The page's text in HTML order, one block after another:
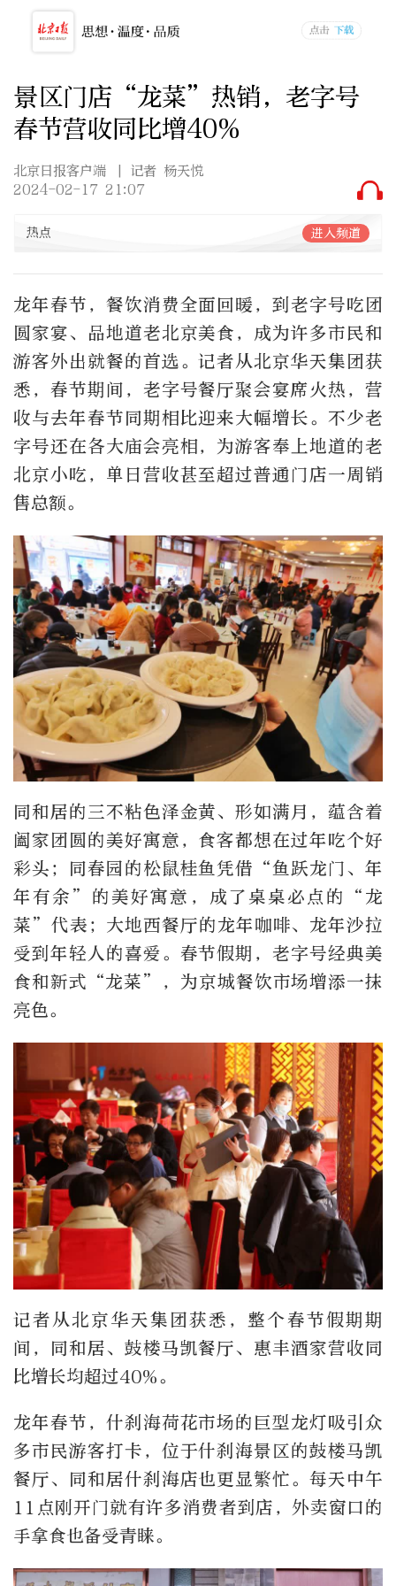
景区门店“龙菜”热销，老字号
春节营收同比增40%
北京日报客户端
| 记者 杨天悦
2024-02-17 21:07
热点 进入频道
龙年春节，餐饮消费全面回暖，到老字号吃团
圆家宴、品地道老北京美食，成为许多市民和
游客外出就餐的首选。记者从北京华天集团获
悉，春节期间，老字号餐厅聚会宴席火热，营
收与去年春节同期相比迎来大幅增长。不少老
字号还在各大庙会亮相，为游客奉上地道的老
北京小吃，单日营收甚至超过普通门店一周销
售总额。
同和居的三不粘色泽金黄、形如满月，蕴含着
阖家团圆的美好寓意，食客都想在过年吃个好
彩头；同春园的松鼠桂鱼凭借“鱼跃龙门、年
年有余”的美好寓意，成了桌桌必点的“龙
菜”代表；大地西餐厅的龙年咖啡、龙年沙拉
受到年轻人的喜爱。春节假期，老字号经典美
食和新式“龙菜”，为京城餐饮市场增添一抹
亮色。
记者从北京华天集团获悉，整个春节假期期
间，同和居、鼓楼马凯餐厅、惠丰酒家营收同
比增长均超过40%。
龙年春节，什刹海荷花市场的巨型龙灯吸引众
多市民游客打卡，位于什刹海景区的鼓楼马凯
餐厅、同和居什刹海店也更显繁忙。每天中午
11点刚开门就有许多消费者到店，外卖窗口的
手拿食也备受青睐。